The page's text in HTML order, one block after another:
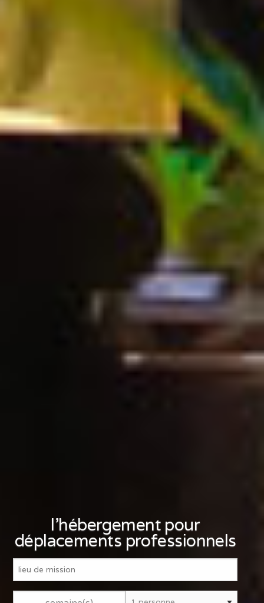
l'hébergement pour
déplacements professionnels